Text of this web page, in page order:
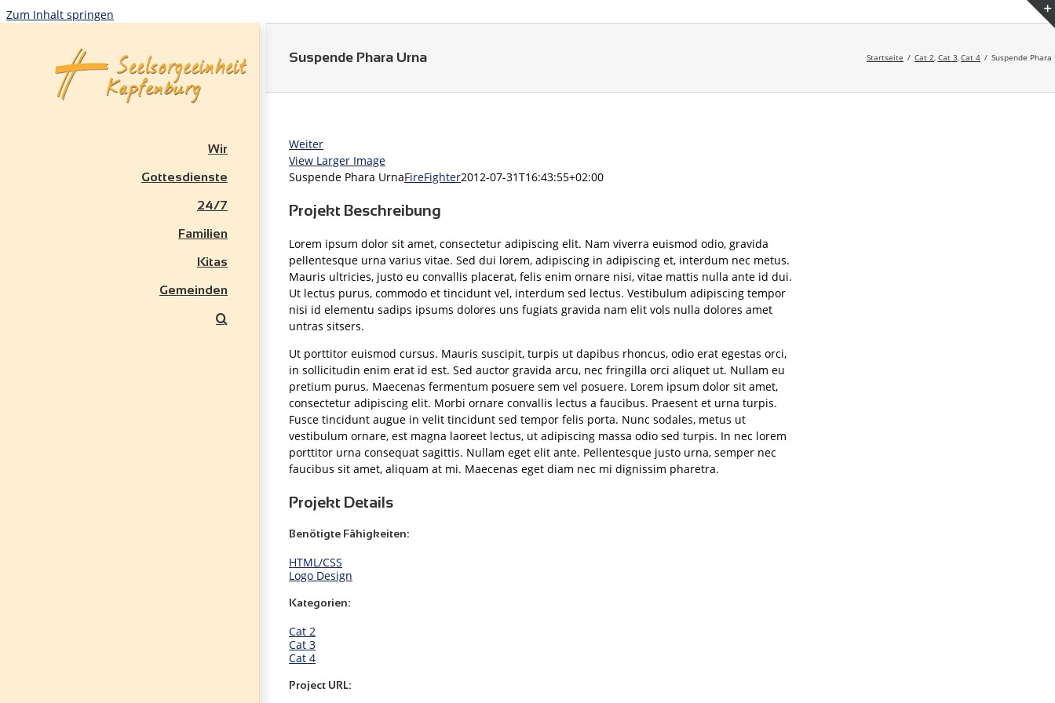
Zum Inhalt springen
Wir
Gottesdienste
24/7
Familien
Kitas
Gemeinden
Suspende Phara Urna Startseite Cat 2 Cat 3 Cat 4 Suspende Phara
Weiter
View Larger Image
Suspende Phara UrnaFireFighter2012-07-31T16:43:55+02:00
Projekt Beschreibung
Lorem ipsum dolor sit amet, consectetur adipiscing elit. Nam viverra euismod odio, gravida
pellentesque urna varius vitae. Sed dui lorem, adipiscing in adipiscing et, interdum nec metus.
Mauris ultricies, justo eu convallis placerat, felis enim ornare nisi, vitae mattis nulla ante id dui.
Ut lectus purus, commodo et tincidunt vel, interdum sed lectus. Vestibulum adipiscing tempor
nisi id elementu sadips ipsums dolores uns fugiats gravida nam elit vols nulla dolores amet
untras sitsers.
Ut porttitor euismod cursus. Mauris suscipit, turpis ut dapibus rhoncus, odio erat egestas orci,
in sollicitudin enim erat id est. Sed auctor gravida arcu, nec fringilla orci aliquet ut. Nullam eu
pretium purus. Maecenas fermentum posuere sem vel posuere. Lorem ipsum dolor sit amet,
consectetur adipiscing elit. Morbi ornare convallis lectus a faucibus. Praesent et urna turpis.
Fusce tincidunt augue in velit tincidunt sed tempor felis porta. Nunc sodales, metus ut
vestibulum ornare, est magna laoreet lectus, ut adipiscing massa odio sed turpis. In nec lorem
porttitor urna consequat sagittis. Nullam eget elit ante. Pellentesque justo urna, semper nec
faucibus sit amet, aliquam at mi. Maecenas eget diam nec mi dignissim pharetra.
Projekt Details
Benötigte Fähigkeiten:
HTML/CSS
Logo Design
Kategorien:
Cat 2
Cat 3
Cat 4
Project URL: